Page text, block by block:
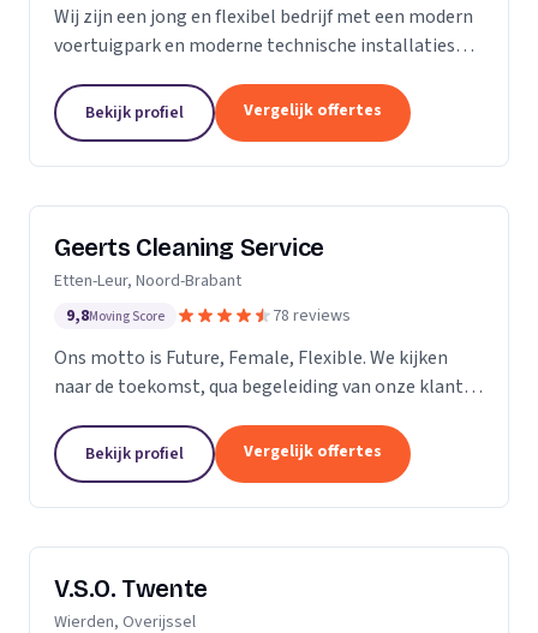
Wij zijn een jong en flexibel bedrijf met een modern
voertuigpark en moderne technische installaties
zowel voor Particulier als zakelijke klanten....
Bekijk profiel Vergelijk offertes
Geerts Cleaning Service
Etten-Leur, Noord-Brabant
9,8Moving Score 78 reviews
Ons motto is Future, Female, Flexible. We kijken
naar de toekomst, qua begeleiding van onze klanten
vrouwelijke ondernemers behandelen wij ons
personeel...
Bekijk profiel Vergelijk offertes
V.S.O. Twente
Wierden, Overijssel